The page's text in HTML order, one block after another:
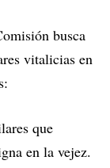
busca
vitalicias en
que
en la vejez.